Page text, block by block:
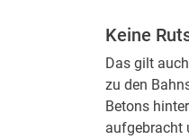
Keine
Das gilt
zu den
Betons
aufgebracht